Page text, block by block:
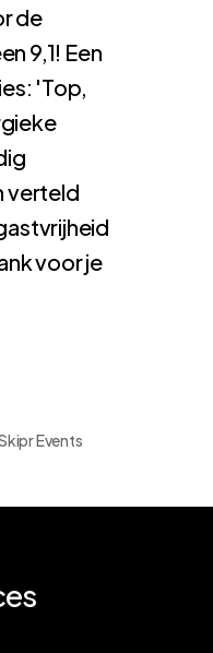
de
9,1! Een
'Top,
verteld
voor je
Events